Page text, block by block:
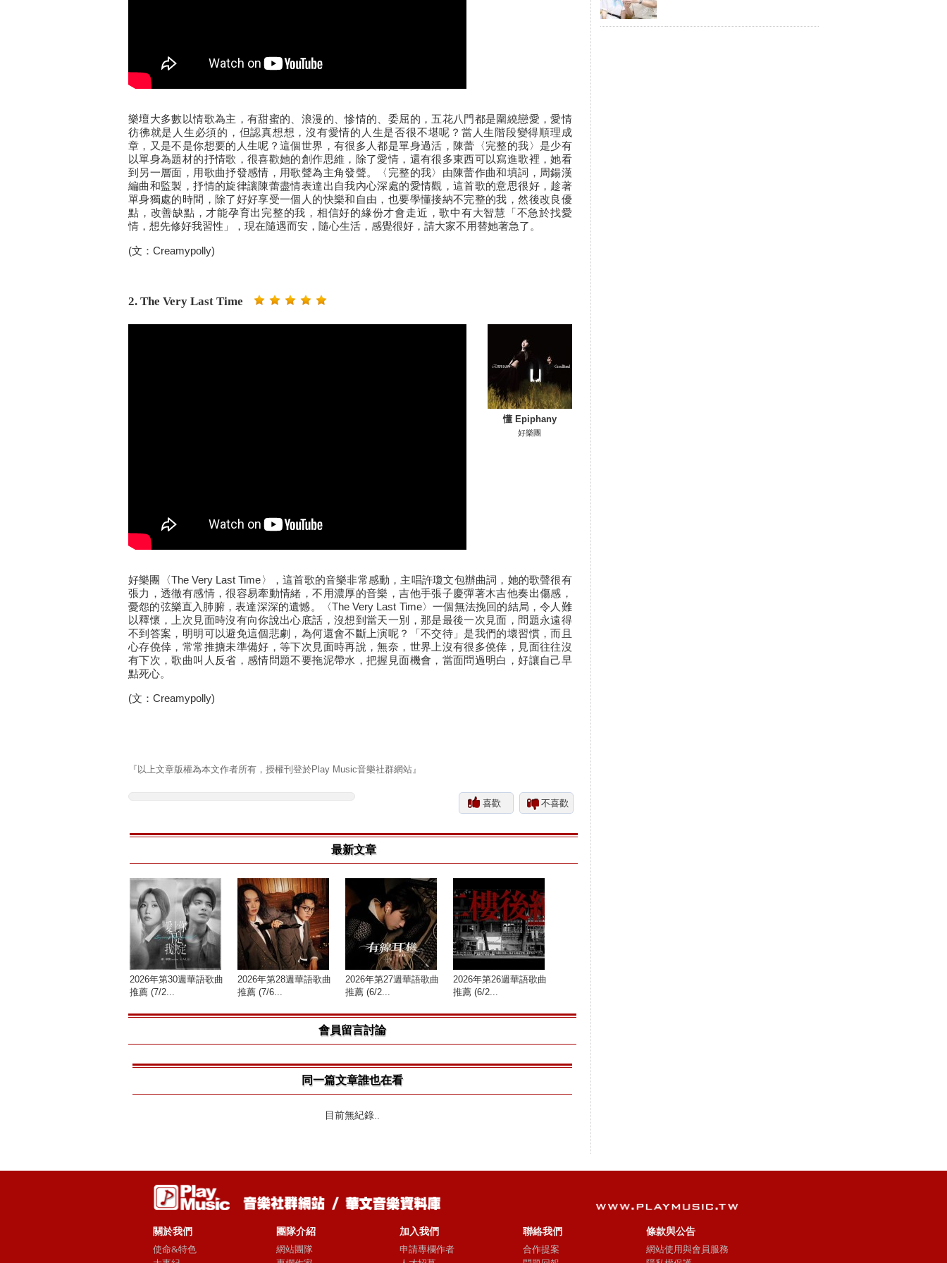
樂壇大多數以情歌為主，有甜蜜的、浪漫的、慘情的、委屈的，五花八門都是圍繞戀愛，愛情
彷彿就是人生必須的，但認真想想，沒有愛情的人生是否很不堪呢？當人生階段變得順理成
章，又是不是你想要的人生呢？這個世界，有很多人都是單身過活，陳蕾〈完整的我〉是少有
以單身為題材的抒情歌，很喜歡她的創作思維，除了愛情，還有很多東西可以寫進歌裡，她看
到另一層面，用歌曲抒發感情，用歌聲為主角發聲。〈完整的我〉由陳蕾作曲和填詞，周鍚漢
編曲和監製，抒情的旋律讓陳蕾盡情表達出自我內心深處的愛情觀，這首歌的意思很好，趁著
單身獨處的時間，除了好好享受一個人的快樂和自由，也要學懂接納不完整的我，然後改良優
點，改善缺點，才能孕育出完整的我，相信好的緣份才會走近，歌中有大智慧「不急於找愛
情，想先修好我習性」，現在隨遇而安，隨心生活，感覺很好，請大家不用替她著急了。
(文：Creamypolly)
2. The Very Last Time
懂 Epiphany
好樂團
好樂團〈The Very Last Time〉，這首歌的音樂非常感動，主唱許瓊文包辦曲詞，她的歌聲很有
張力，透徹有感情，很容易牽動情緒，不用濃厚的音樂，吉他手張子慶彈著木吉他奏出傷感，
憂怨的弦樂直入肺腑，表達深深的遺憾。〈The Very Last Time〉一個無法挽回的結局，令人難
以釋懷，上次見面時沒有向你說出心底話，沒想到當天一別，那是最後一次見面，問題永遠得
不到答案，明明可以避免這個悲劇，為何還會不斷上演呢？「不交待」是我們的壞習慣，而且
心存僥倖，常常推搪未準備好，等下次見面時再說，無奈，世界上沒有很多僥倖，見面往往沒
有下次，歌曲叫人反省，感情問題不要拖泥帶水，把握見面機會，當面問過明白，好讓自己早
點死心。
(文：Creamypolly)
『以上文章版權為本文作者所有，授權刊登於Play Music音樂社群網站』
喜歡 不喜歡
最新文章
2026年第30週華語歌曲
推薦 (7/2...
2026年第28週華語歌曲
推薦 (7/6...
2026年第27週華語歌曲
推薦 (6/2...
2026年第26週華語歌曲
推薦 (6/2...
會員留言討論
同一篇文章誰也在看
目前無紀錄..
關於我們
使命&特色
團隊介紹
網站團隊
加入我們
申請專欄作者
聯絡我們
合作提案
條款與公告
網站使用與會員服務